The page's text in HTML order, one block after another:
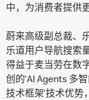
中，为消费者提供
蔚来高级副总裁、
乐道用户导航搜索
得益于麦当劳在数
创的‘AI Agents 多
技术框架’技术优